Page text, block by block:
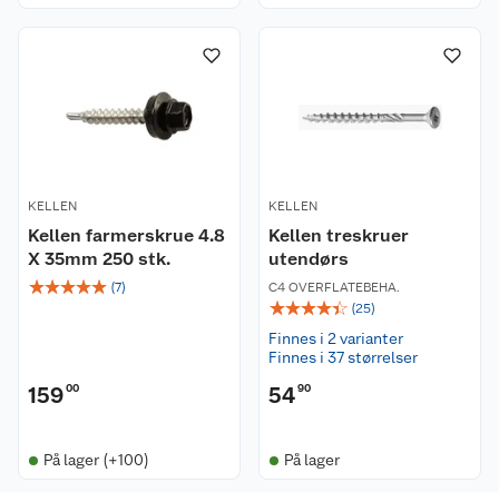
KELLEN
Kellen farmerskrue 4.8
X 35mm 250 stk.
☆☆☆☆☆ (7)
15900
På lager (+100)
KELLEN
Kellen treskruer
utendørs
C4 OVERFLATEBEHA.
☆☆☆☆☆ (25)
Finnes i 2 varianter
Finnes i 37 størrelser
5490
På lager